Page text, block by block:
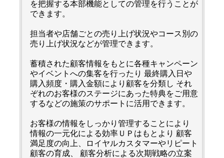
を把握する本部機能としての管理を行うことが
できます。
担当者や店舗ごとの売り上げ状況やコース別の
売り上げ状況などが管理できます。
蓄積された顧客情報をもとに各種キャンペーン
やイベントへの集客を行ったり 最終購入日や
購入頻度・購入金額により顧客を分類し それ
ぞれのお客様のステージにあった特典をご用意
するなどの施策のサポートに活用できます。
お客様の情報をしっかり管理することにより
情報の一元化による効率ＵＰはもとより 顧客
満足度の向上、ロイヤルカスタマーやリピート
顧客の育成、 顧客分析による次期戦略の立案